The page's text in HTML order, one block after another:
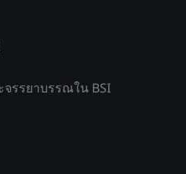
รรยาบรรณใน BSI